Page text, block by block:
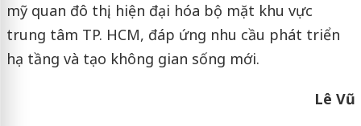
mỹ quan đô thị, hiện đại hóa bộ mặt khu vực
trung tâm TP. HCM, đáp ứng nhu cầu phát triển
hạ tầng và tạo không gian sống mới.
Lê Vũ